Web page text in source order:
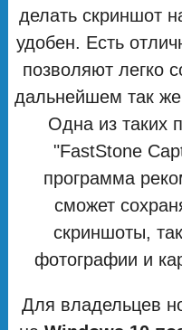
делать скриншот
удобен. Есть
позволяют легко
дальнейшем так же
Одна из таких
"FastStone
программа
сможет
скриншоты,
фотографии и
Для владельцев